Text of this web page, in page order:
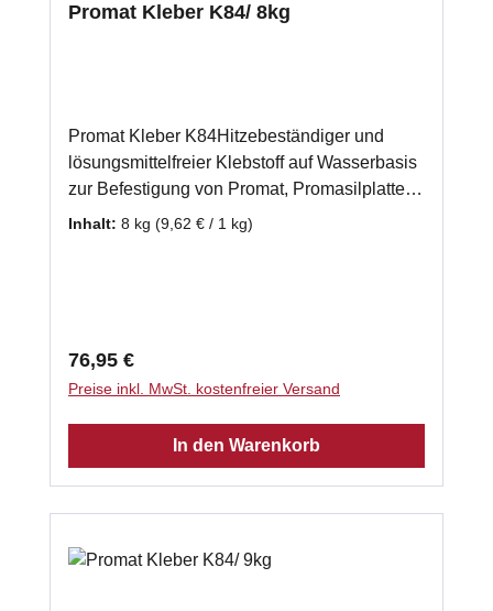
Promat Kleber K84/ 8kg
Promat Kleber K84Hitzebeständiger und
lösungsmittelfreier Klebstoff auf Wasserbasis
zur Befestigung von Promat, Promasilplatten
und Wärmedämmplatten. Auch zur
Abbindezeit: 8 h Laut Herstellerempfehlung
benötigen Sie ca. 2kg Promasilkleber je m²
Promasilplatte.
Inhalt: 8 kg (9,62 € / 1 kg)
Regulärer Preis:
76,95 €
Preise inkl. MwSt. kostenfreier Versand
In den Warenkorb